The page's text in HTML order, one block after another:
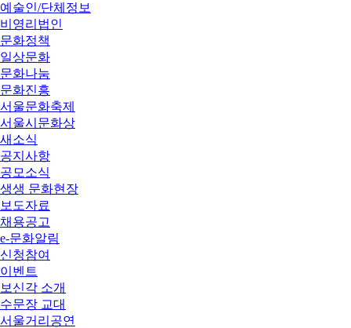
예술인/단체정보
비영리법인
문화정책
일상문화
문화나눔
문화진흥
서울문화축제
서울시문화상
새소식
공지사항
공모소식
생생 문화현장
보도자료
채용공고
e-문화알림
신청참여
이벤트
보신각 소개
수문장 교대
서울거리공연